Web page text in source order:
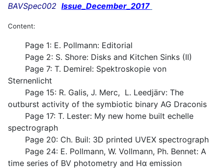
BAVSpec002 Issue_December_2017
Content:
Page 1: E. Pollmann: Editorial
Page 2: S. Shore: Disks and Kitchen Sinks (II)
Page 7: T. Demirel: Spektroskopie von
Sternenlicht
Page 15: R. Galis, J. Merc, L. Leedjärv: The
outburst activity of the symbiotic binary AG Draconis
Page 17: T. Lester: My new home built echelle
spectrograph
Page 20: Ch. Buil: 3D printed UVEX spectrograph
Page 24: E. Pollmann, W. Vollmann, Ph. Bennet: A
time series of BV photometry and Hα emission